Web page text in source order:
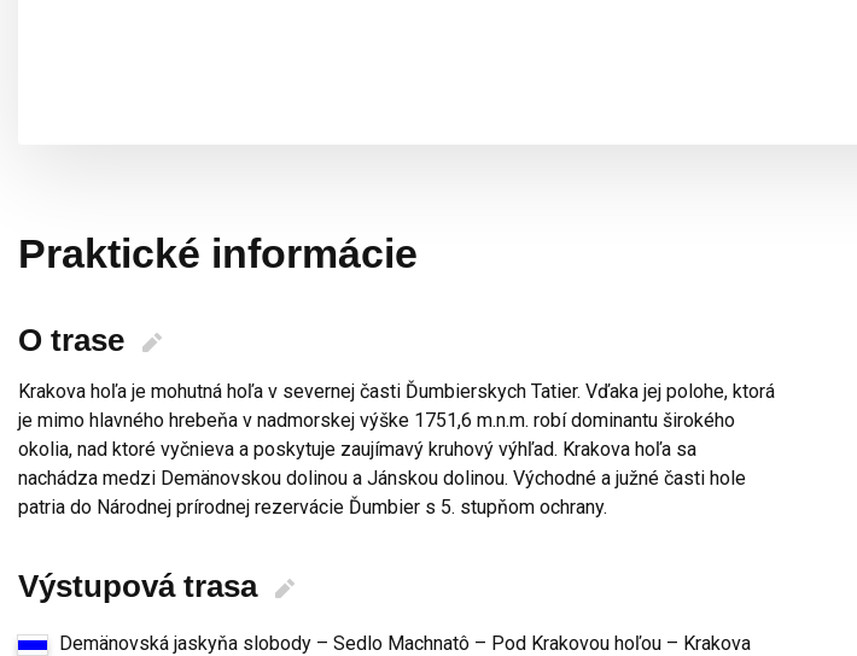
Praktické informácie
Výstupová trasa
Demänovská jaskyňa slobody – Sedlo Machnatô – Pod Krakovou hoľou – Krakova
O trase
Krakova hoľa je mohutná hoľa v severnej časti Ďumbierskych Tatier. Vďaka jej polohe, ktorá
je mimo hlavného hrebeňa v nadmorskej výške 1751,6 m.n.m. robí dominantu širokého
okolia, nad ktoré vyčnieva a poskytuje zaujímavý kruhový výhľad. Krakova hoľa sa
nachádza medzi Demänovskou dolinou a Jánskou dolinou. Východné a južné časti hole
patria do Národnej prírodnej rezervácie Ďumbier s 5. stupňom ochrany.